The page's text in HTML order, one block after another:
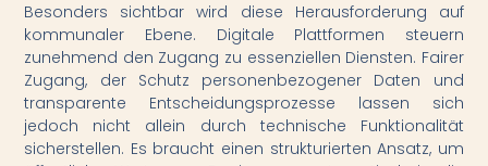
Besonders sichtbar wird diese Herausforderung auf
kommunaler Ebene. Digitale Plattformen steuern
zunehmend den Zugang zu essenziellen Diensten. Fairer
Zugang, der Schutz personenbezogener Daten und
transparente Entscheidungsprozesse lassen sich
jedoch nicht allein durch technische Funktionalität
sicherstellen. Es braucht einen strukturierten Ansatz, um